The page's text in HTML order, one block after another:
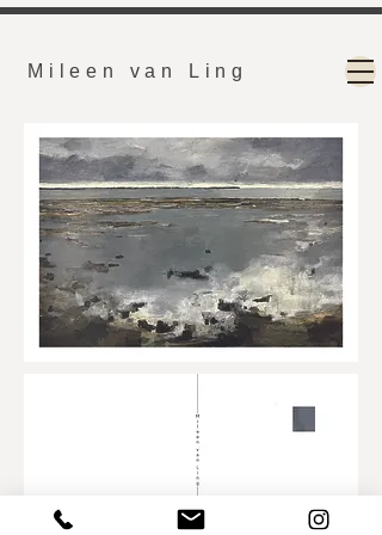
Mileen van Ling